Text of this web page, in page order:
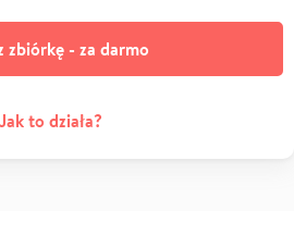
zbiórkę - za darmo
Jak to działa?